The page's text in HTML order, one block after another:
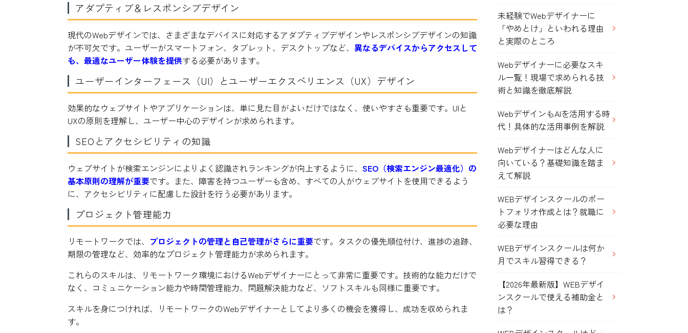
アダプティブ＆レスポンシブデザイン
現代のWebデザインでは、さまざまなデバイスに対応するアダプティブデザインやレスポンシブデザインの知識
が不可欠です。ユーザーがスマートフォン、タブレット、デスクトップなど、 異なるデバイスからアクセスして
も、最適なユーザー体験を提供する必要があります。
ユーザーインターフェース（UI）とユーザーエクスペリエンス（UX）デザイン
効果的なウェブサイトやアプリケーションは、単に見た目がよいだけではなく、使いやすさも重要です。UIと
UXの原則を理解し、ユーザー中心のデザインが求められます。
SEOとアクセシビリティの知識
ウェブサイトが検索エンジンによりよく認識されランキングが向上するように、 SEO（検索エンジン最適化）の
基本原則の理解が重要です。また、障害を持つユーザーも含め、すべての人がウェブサイトを使用できるよう
に、アクセシビリティに配慮した設計を行う必要があります。
プロジェクト管理能力
リモートワークでは、 プロジェクトの管理と自己管理がさらに重要です。タスクの優先順位付け、進捗の追跡、
期限の管理など、効率的なプロジェクト管理能力が求められます。
これらのスキルは、リモートワーク環境におけるWebデザイナーにとって非常に重要です。技術的な能力だけで
なく、コミュニケーション能力や時間管理能力、問題解決能力など、ソフトスキルも同様に重要です。
スキルを身につければ、リモートワークのWebデザイナーとしてより多くの機会を獲得し、成功を収められま
す。
未経験でWebデザイナーに
「やめとけ」といわれる理由
と実際のところ
Webデザイナーに必要なスキ
ル一覧！現場で求められる技
術と知識を徹底解説
WebデザインもAIを活用する時
代！具体的な活用事例を解説
Webデザイナーはどんな人に
向いている？基礎知識を踏ま
えて解説
WEBデザインスクールのポー
トフォリオ作成とは？就職に
必要な理由
WEBデザインスクールは何か
月でスキル習得できる？
【2026年最新版】WEBデザイ
ンスクールで使える補助金と
は？